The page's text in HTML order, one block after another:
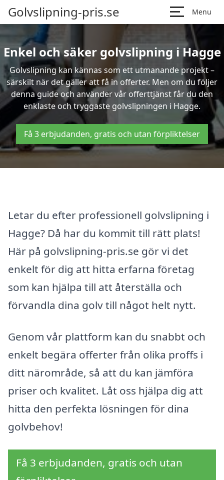
Golvslipning-pris.se Menu
Enkel och säker golvslipning i Hagge
Golvslipning kan kännas som ett utmanande projekt –
särskilt när det gäller att få in offerter. Men om du följer
denna guide och använder vår offerttjänst får du den
enklaste och tryggaste golvslipningen i Hagge.
Få 3 erbjudanden, gratis och utan förpliktelser
Letar du efter professionell golvslipning i
Hagge? Då har du kommit till rätt plats!
Här på golvslipning-pris.se gör vi det
enkelt för dig att hitta erfarna företag
som kan hjälpa till att återställa och
förvandla dina golv till något helt nytt.
Genom vår plattform kan du snabbt och
enkelt begära offerter från olika proffs i
ditt närområde, så att du kan jämföra
priser och kvalitet. Låt oss hjälpa dig att
hitta den perfekta lösningen för dina
golvbehov!
Få 3 erbjudanden, gratis och utan